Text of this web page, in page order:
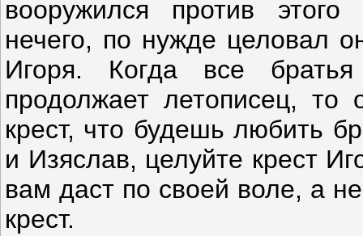
вооружился против
нечего, по нужде целовал
Игоря. Когда все
продолжает летописец, то
крест, что будешь любить
и Изяслав, целуйте крест
вам даст по своей воле, а
крест.